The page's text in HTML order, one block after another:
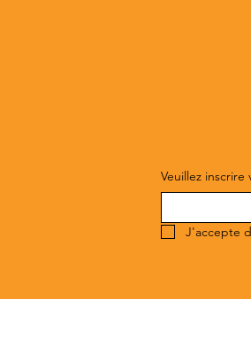
Veuillez
J'accepte